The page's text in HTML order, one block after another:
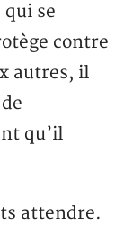
qui se
contre
autres, il
qu’il
attendre.